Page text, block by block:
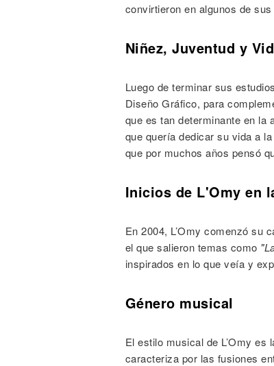
convirtieron en algunos de
Niñez, Juventud y
Luego de terminar sus
Diseño Gráfico, para
que es tan determinante en la
que quería dedicar su vida a
que por muchos años pensó
Inicios de L'Omy en
En 2004, L’Omy comenzó su
el que salieron temas como
inspirados en lo que veía y
Género musical
El estilo musical de L’Omy
caracteriza por las fusiones